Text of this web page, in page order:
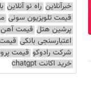
خبرآنلاین راه نو آنلاین
قیمت تلویزیون سونی
پرشین هتل قیمت آهن
اعتبارسنجی بانکی قیمت
شرکت رادوکو قیمت
خرید اکانت chatgpt